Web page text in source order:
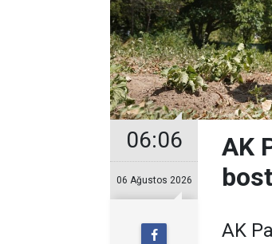
06:06
06 Ağustos 2026
AK
AK